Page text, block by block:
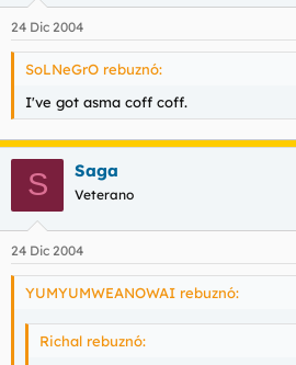
24 Dic 2004
SoLNeGrO rebuznó:
I've got asma coff coff.
S Saga
Veterano
24 Dic 2004
YUMYUMWEANOWAI rebuznó:
Richal rebuznó: